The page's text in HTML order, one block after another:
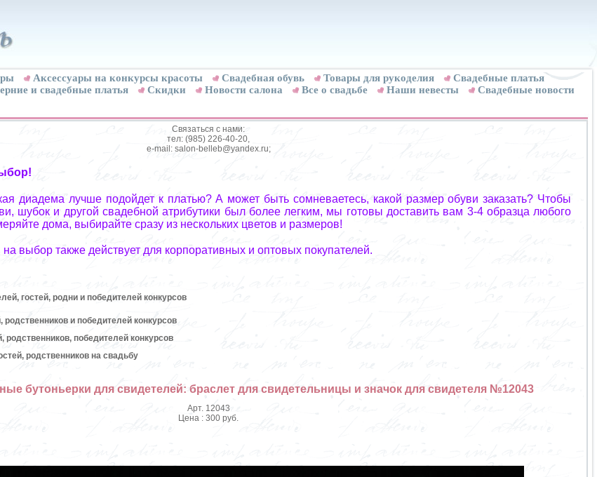
Аксессуары на конкурсы красоты Свадебная обувь Товары для рукоделия
Cвадебные платья
и свадебные платья Скидки Новости салона Все о свадьбе Наши невесты
Свадебные новости
Связаться с нами:
тел: (985) 226-40-20,
e-mail: salon-belleb@yandex.ru;
диадема лучше подойдет к платью? А может быть сомневаетесь, какой размер обуви заказать? Чтобы
шубок и другой свадебной атрибутики был более легким, мы готовы доставить вам 3-4 образца любого
дома, выбирайте сразу из нескольких цветов и размеров!
на выбор также действует для корпоративных и оптовых покупателей.
гостей, родни и победителей конкурсов
и победителей конкурсов
родственников, победителей конкурсов
родственников на свадьбу
бутоньерки для свидетелей: браслет для свидетельницы и значок для свидетеля №12043
Арт. 12043
Цена : 300 руб.